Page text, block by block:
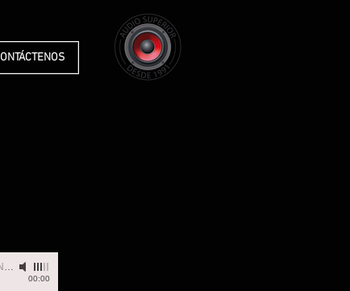
00:00